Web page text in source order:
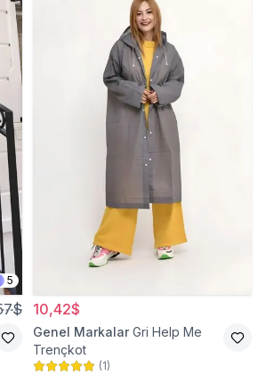
5
10,42$
Genel Markalar Gri Help Me
Trençkot
(1)